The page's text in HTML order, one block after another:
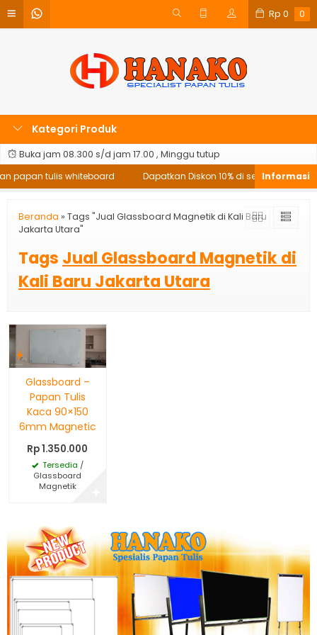
Rp 0 0
Kategori Produk
Buka jam 08.300 s/d jam 17.00 , Minggu tutup
papan tulis whiteboard
Dapatkan Diskon 10% di setiap
Beranda » Tags "Jual Glassboard Magnetik di Kali Baru
Jakarta Utara"
Tags Jual Glassboard Magnetik di
Kali Baru Jakarta Utara
Glassboard –
Papan Tulis
Kaca 90×150
6mm Magnetic
Rp 1.350.000
Tersedia /
Glassboard
Magnetik